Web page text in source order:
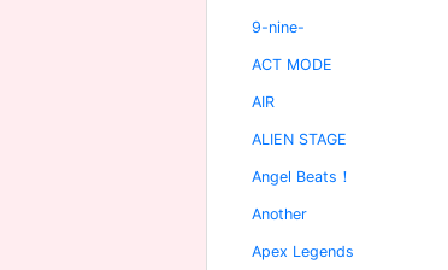
9-nine-
ACT MODE
AIR
ALIEN STAGE
Angel Beats！
Another
Apex Legends